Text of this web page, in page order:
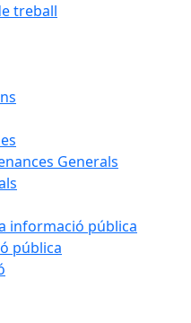
treball
Generals
informació pública
pública